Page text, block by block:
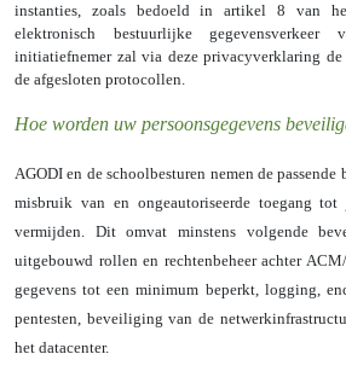
instanties, zoals bedoeld in artikel 8 van
elektronisch bestuurlijke
initiatiefnemer zal via deze privacyverklaring de
de afgesloten protocollen.
Hoe worden uw persoonsgegevens
AGODI en de schoolbesturen nemen de
misbruik van en ongeautoriseerde toegang tot
vermijden. Dit omvat minstens volgende
uitgebouwd rollen en rechtenbeheer achter
gegevens tot een minimum beperkt, logging,
pentesten, beveiliging van de
het datacenter.